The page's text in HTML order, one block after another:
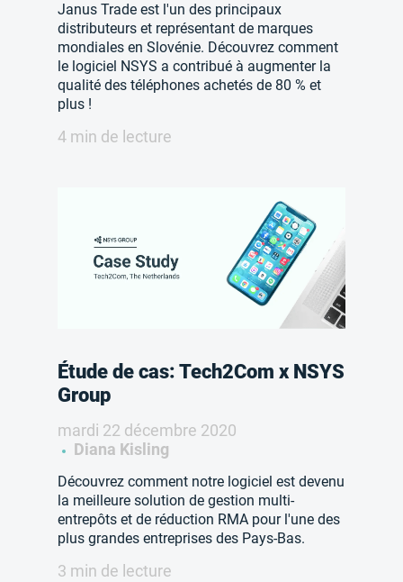
Janus Trade est l'un des principaux
distributeurs et représentant de marques
mondiales en Slovénie. Découvrez comment
le logiciel NSYS a contribué à augmenter la
qualité des téléphones achetés de 80 % et
plus !
4 min de lecture
Étude de cas: Tech2Com x NSYS
Group
mardi 22 décembre 2020
Diana Kisling
Découvrez comment notre logiciel est devenu
la meilleure solution de gestion multi-
entrepôts et de réduction RMA pour l'une des
plus grandes entreprises des Pays-Bas.
3 min de lecture